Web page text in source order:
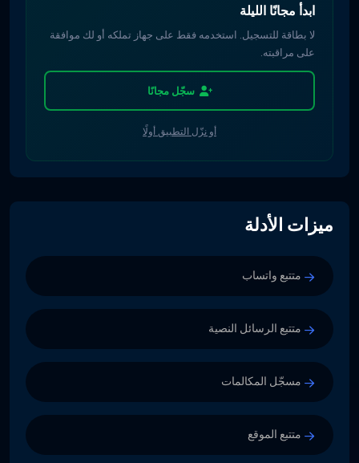
ابدأ مجانًا الليلة
لا بطاقة للتسجيل. استخدمه فقط على جهاز تملكه أو لك موافقة
على مراقبته.
سجّل مجانًا
أو نزّل التطبيق أولًا
ميزات الأدلة
متتبع واتساب
متتبع الرسائل النصية
مسجّل المكالمات
متتبع الموقع